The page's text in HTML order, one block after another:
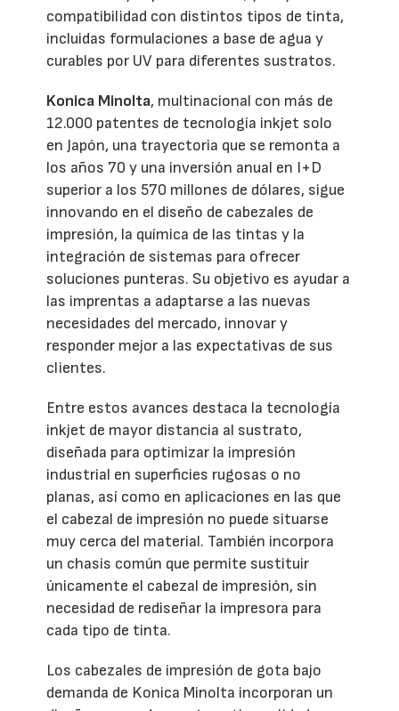
compatibilidad con distintos tipos de tinta,
incluidas formulaciones a base de agua y
curables por UV para diferentes sustratos.
Konica Minolta, multinacional con más de
12.000 patentes de tecnología inkjet solo
en Japón, una trayectoria que se remonta a
los años 70 y una inversión anual en I+D
superior a los 570 millones de dólares, sigue
innovando en el diseño de cabezales de
impresión, la química de las tintas y la
integración de sistemas para ofrecer
soluciones punteras. Su objetivo es ayudar a
las imprentas a adaptarse a las nuevas
necesidades del mercado, innovar y
responder mejor a las expectativas de sus
clientes.
Entre estos avances destaca la tecnología
inkjet de mayor distancia al sustrato,
diseñada para optimizar la impresión
industrial en superficies rugosas o no
planas, así como en aplicaciones en las que
el cabezal de impresión no puede situarse
muy cerca del material. También incorpora
un chasis común que permite sustituir
únicamente el cabezal de impresión, sin
necesidad de rediseñar la impresora para
cada tipo de tinta.
Los cabezales de impresión de gota bajo
demanda de Konica Minolta incorporan un